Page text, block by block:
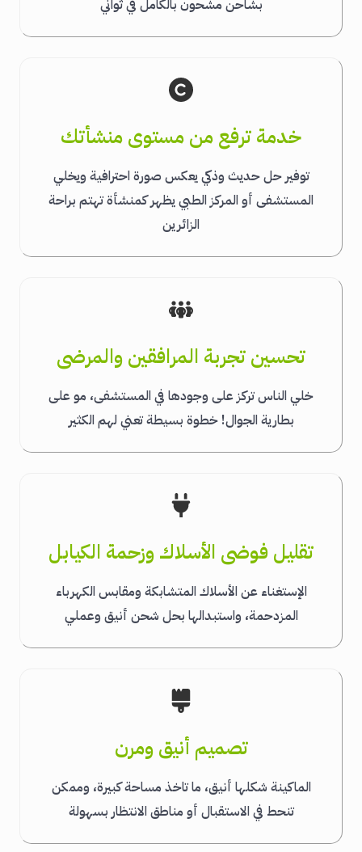
بشاحن مشحون بالكامل في ثواني
خدمة ترفع من مستوى منشأتك
توفير حل حديث وذكي يعكس صورة احترافية ويخلي
المستشفى أو المركز الطبي يظهر كمنشأة تهتم براحة
الزائرين
تحسين تجربة المرافقين والمرضى
خلي الناس تركز على وجودها في المستشفى، مو على
بطارية الجوال! خطوة بسيطة تعني لهم الكثير
تقليل فوضى الأسلاك وزحمة الكيابل
الإستغناء عن الأسلاك المتشابكة ومقابس الكهرباء
المزدحمة، واستبدالها بحل شحن أنيق وعملي
تصميم أنيق ومرن
الماكينة شكلها أنيق، ما تاخذ مساحة كبيرة، وممكن
تنحط في الاستقبال أو مناطق الانتظار بسهولة